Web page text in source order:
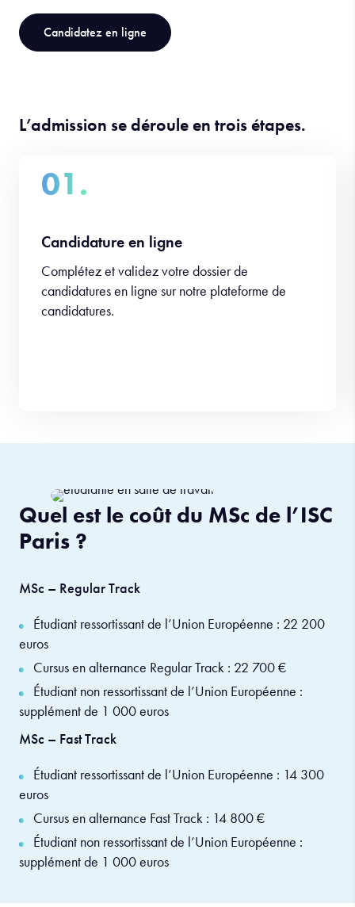
Candidatez en ligne
L’admission se déroule en trois étapes.
01.
Candidature en ligne
Complétez et validez votre dossier de
candidatures en ligne sur notre plateforme de
candidatures.
Quel est le coût du MSc de l’ISC
Paris ?
MSc – Regular Track
Étudiant ressortissant de l’Union Européenne : 22 200
euros
Cursus en alternance Regular Track : 22 700 €
Étudiant non ressortissant de l’Union Européenne :
supplément de 1 000 euros
MSc – Fast Track
Étudiant ressortissant de l’Union Européenne : 14 300
euros
Cursus en alternance Fast Track : 14 800 €
Étudiant non ressortissant de l’Union Européenne :
supplément de 1 000 euros